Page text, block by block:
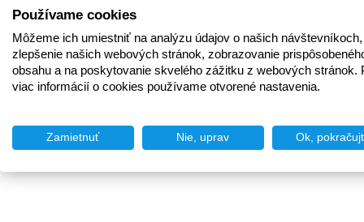
Používame cookies
Môžeme ich umiestniť na analýzu údajov o našich
zlepšenie našich webových stránok, zobrazovanie
obsahu a na poskytovanie skvelého zážitku z webových stránok.
viac informácií o cookies používame otvorené nastavenia.
Zamietnuť Nie, uprav Ok,